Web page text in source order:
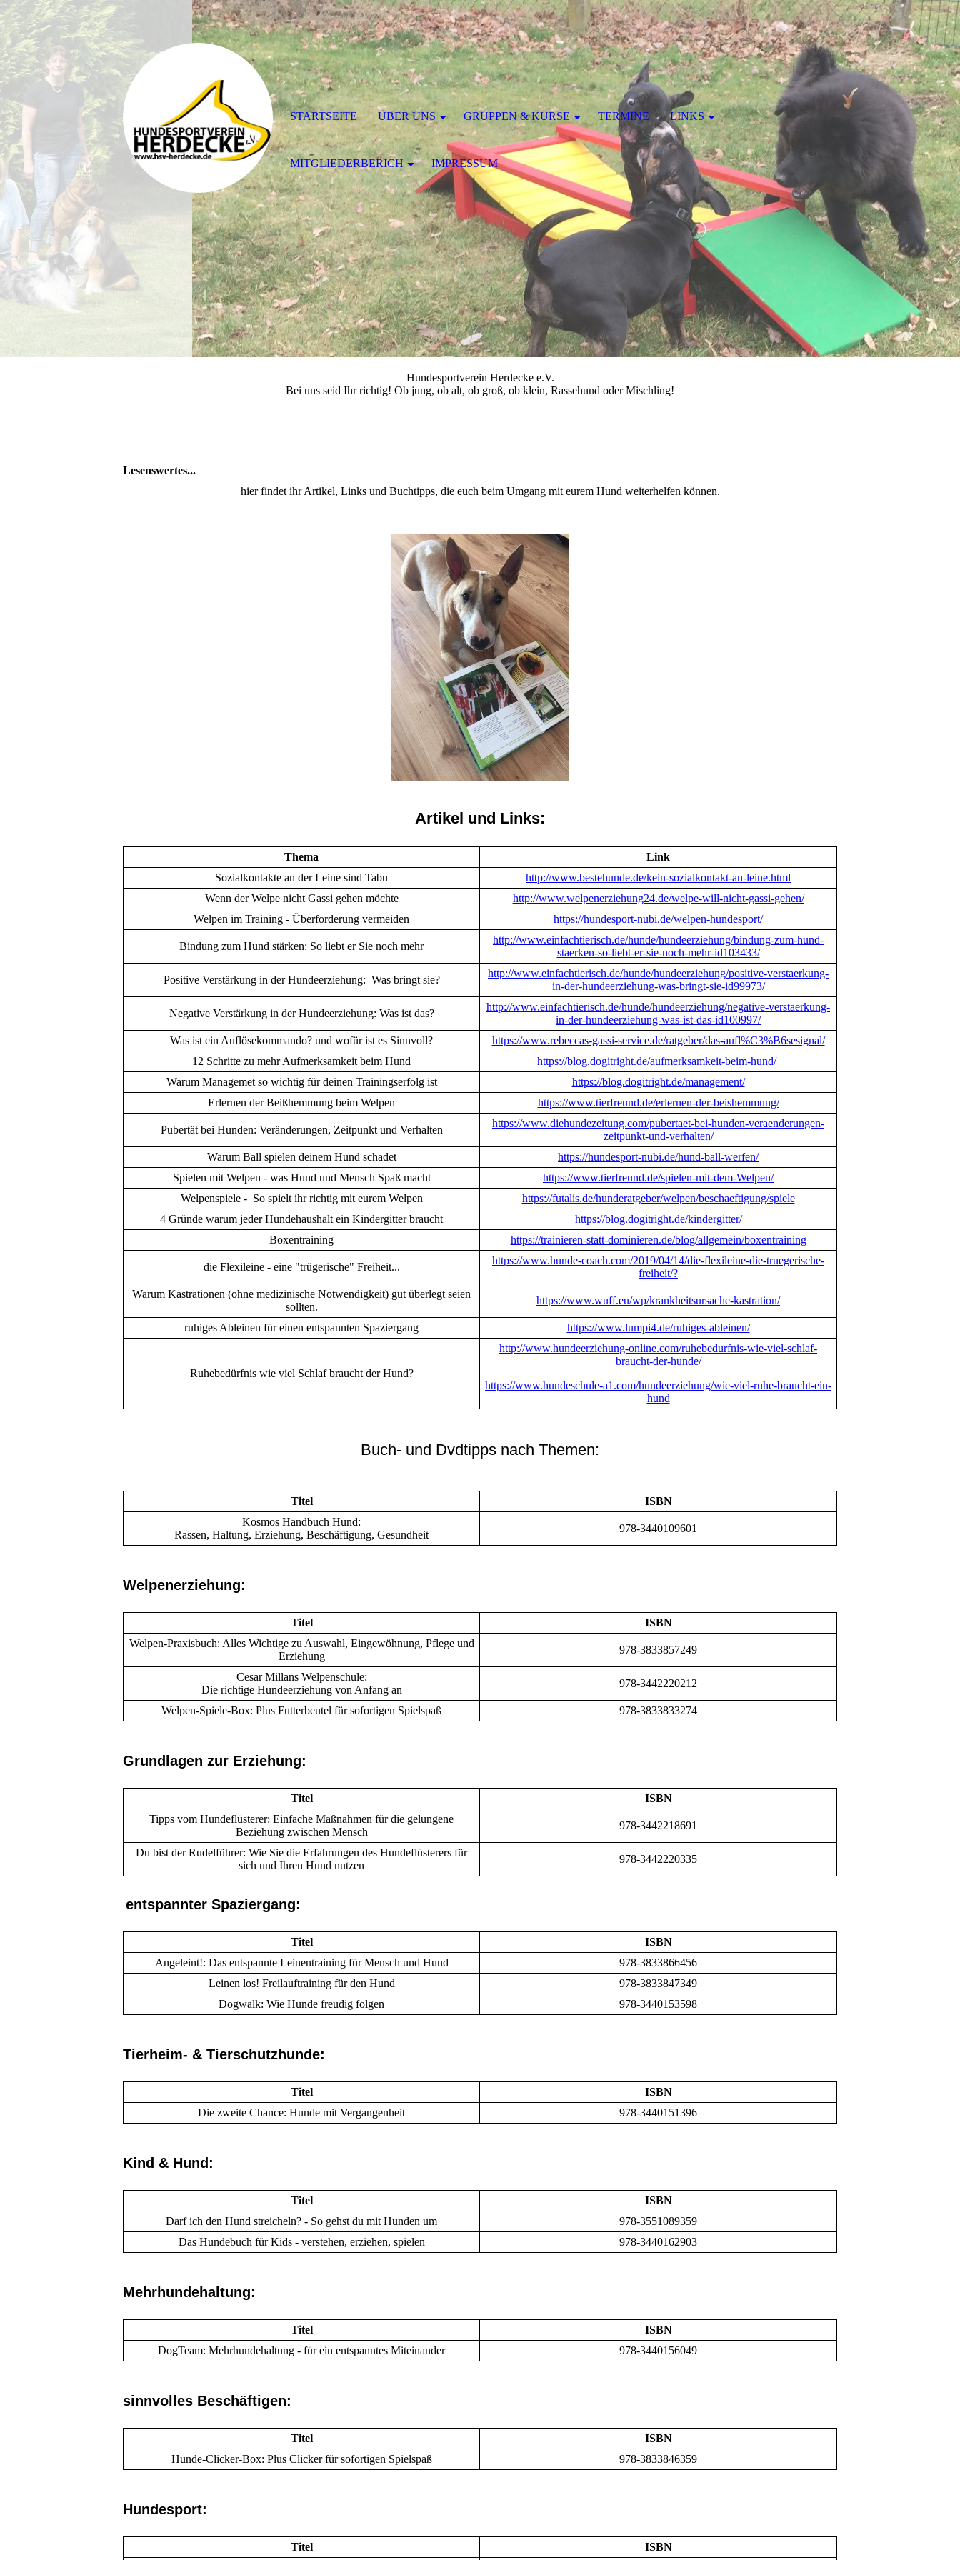
Hundesportverein Herdecke e.V.
Bei uns seid Ihr richtig! Ob jung, ob alt, ob groß, ob klein, Rassehund oder Mischling!
Lesenswertes...
hier findet ihr Artikel, Links und Buchtipps, die euch beim Umgang mit eurem Hund weiterhelfen können.
Artikel und Links:
Thema
Link
Sozialkontakte an der Leine sind Tabu
http://www.bestehunde.de/kein-sozialkontakt-an-leine.html
Wenn der Welpe nicht Gassi gehen möchte
http://www.welpenerziehung24.de/welpe-will-nicht-gassi-gehen/
Welpen im Training - Überforderung vermeiden
https://hundesport-nubi.de/welpen-hundesport/
Bindung zum Hund stärken: So liebt er Sie noch mehr
http://www.einfachtierisch.de/hunde/hundeerziehung/bindung-zum-hund-
staerken-so-liebt-er-sie-noch-mehr-id103433/
Positive Verstärkung in der Hundeerziehung: Was bringt sie?
http://www.einfachtierisch.de/hunde/hundeerziehung/positive-verstaerkung-
in-der-hundeerziehung-was-bringt-sie-id99973/
Negative Verstärkung in der Hundeerziehung: Was ist das?
http://www.einfachtierisch.de/hunde/hundeerziehung/negative-verstaerkung-
in-der-hundeerziehung-was-ist-das-id100997/
Was ist ein Auflösekommando? und wofür ist es Sinnvoll?
https://www.rebeccas-gassi-service.de/ratgeber/das-aufl%C3%B6sesignal/
12 Schritte zu mehr Aufmerksamkeit beim Hund
https://blog.dogitright.de/aufmerksamkeit-beim-hund/
Warum Managemet so wichtig für deinen Trainingserfolg ist
https://blog.dogitright.de/management/
Erlernen der Beißhemmung beim Welpen
https://www.tierfreund.de/erlernen-der-beishemmung/
Pubertät bei Hunden: Veränderungen, Zeitpunkt und Verhalten
https://www.diehundezeitung.com/pubertaet-bei-hunden-veraenderungen-
zeitpunkt-und-verhalten/
Warum Ball spielen deinem Hund schadet
https://hundesport-nubi.de/hund-ball-werfen/
Spielen mit Welpen - was Hund und Mensch Spaß macht
https://www.tierfreund.de/spielen-mit-dem-Welpen/
Welpenspiele - So spielt ihr richtig mit eurem Welpen
https://futalis.de/hunderatgeber/welpen/beschaeftigung/spiele
4 Gründe warum jeder Hundehaushalt ein Kindergitter braucht
https://blog.dogitright.de/kindergitter/
Boxentraining
https://trainieren-statt-dominieren.de/blog/allgemein/boxentraining
die Flexileine - eine "trügerische" Freiheit...
https://www.hunde-coach.com/2019/04/14/die-flexileine-die-truegerische-
freiheit/?
Warum Kastrationen (ohne medizinische Notwendigkeit) gut überlegt seien
sollten.
https://www.wuff.eu/wp/krankheitsursache-kastration/
ruhiges Ableinen für einen entspannten Spaziergang https://www.lumpi4.de/ruhiges-ableinen/
Ruhebedürfnis wie viel Schlaf braucht der Hund?
http://www.hundeerziehung-online.com/ruhebedurfnis-wie-viel-schlaf-
braucht-der-hunde/
https://www.hundeschule-a1.com/hundeerziehung/wie-viel-ruhe-braucht-ein-
hund
Buch- und Dvdtipps nach Themen:
Titel
ISBN
Kosmos Handbuch Hund:
Rassen, Haltung, Erziehung, Beschäftigung, Gesundheit
978-3440109601
Welpenerziehung:
Titel
ISBN
Welpen-Praxisbuch: Alles Wichtige zu Auswahl, Eingewöhnung, Pflege und
Erziehung
978-3833857249
Cesar Millans Welpenschule:
Die richtige Hundeerziehung von Anfang an
978-3442220212
Welpen-Spiele-Box: Plus Futterbeutel für sofortigen Spielspaß 978-3833833274
Grundlagen zur Erziehung:
Titel
ISBN
Tipps vom Hundeflüsterer: Einfache Maßnahmen für die gelungene
Beziehung zwischen Mensch
978-3442218691
Du bist der Rudelführer: Wie Sie die Erfahrungen des Hundeflüsterers für
sich und Ihren Hund nutzen
978-3442220335
entspannter Spaziergang:
Titel
ISBN
Angeleint!: Das entspannte Leinentraining für Mensch und Hund
978-3833866456
Leinen los! Freilauftraining für den Hund
978-3833847349
Dogwalk: Wie Hunde freudig folgen
978-3440153598
Tierheim- & Tierschutzhunde:
Titel
ISBN
Die zweite Chance: Hunde mit Vergangenheit
978-3440151396
Kind & Hund:
Titel
ISBN
Darf ich den Hund streicheln? - So gehst du mit Hunden um
978-3551089359
Das Hundebuch für Kids - verstehen, erziehen, spielen
978-3440162903
Mehrhundehaltung:
Titel
ISBN
DogTeam: Mehrhundehaltung - für ein entspanntes Miteinander
978-3440156049
sinnvolles Beschäftigen:
Titel
ISBN
Hunde-Clicker-Box: Plus Clicker für sofortigen Spielspaß
978-3833846359
Hundesport:
Titel ISBN
STARTSEITE ÜBER UNS GRUPPEN & KURSE TERMINE LINKS
MITGLIEDERBERICH IMPRESSUM